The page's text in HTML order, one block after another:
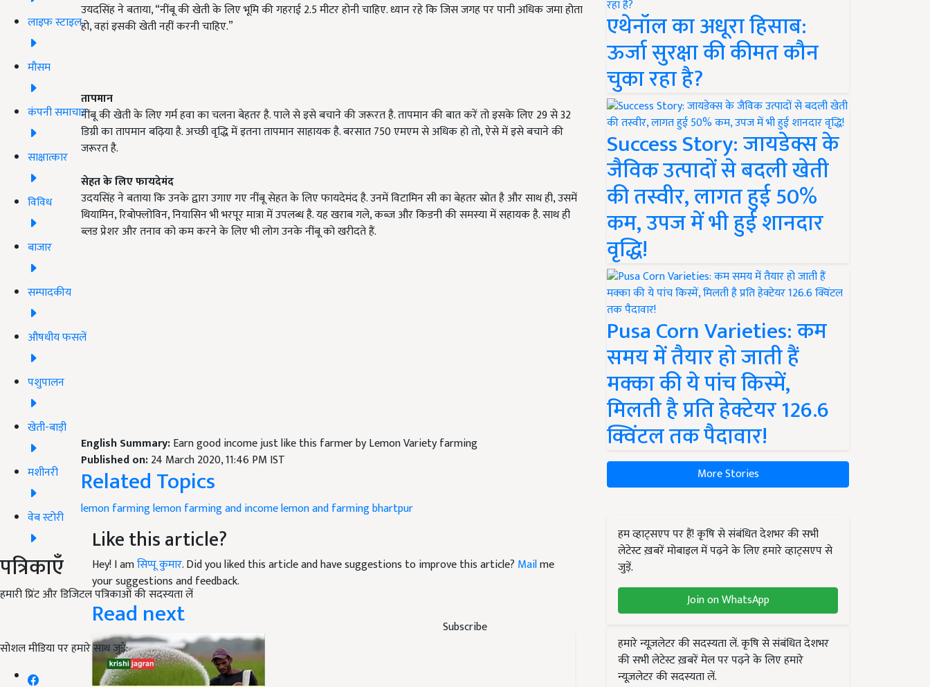
लाइफ स्टाइल
मौसम
कंपनी समाचार
साक्षात्कार
विविध
बाजार
सम्पादकीय
औषधीय फसलें
पशुपालन
खेती-बाड़ी
मशीनरी
वेब स्टोरी
पत्रिकाएँ
हमारी प्रिंट और डिजिटल पत्रिकाओं की सदस्यता लें
Subscribe
सोशल मीडिया पर हमारे साथ जुड़ें:
उयदसिंह ने बताया, “नींबू की खेती के लिए भूमि की गहराई 2.5 मीटर होनी चाहिए. ध्यान रहे कि जिस जगह पर पानी अधिक जमा होता
हो, वहां इसकी खेती नहीं करनी चाहिए.”
तापमान
नींबू की खेती के लिए गर्म हवा का चलना बेहतर है. पाले से इसे बचाने की जरूरत है. तापमान की बात करें तो इसके लिए 29 से 32
डिग्री का तापमान बढ़िया है. अच्छी वृद्धि में इतना तापमान साहायक है. बरसात 750 एमएम से अधिक हो तो, ऐसे में इसे बचाने की
जरूरत है.
सेहत के लिए फायदेमंद
उदयसिंह ने बताया कि उनके द्वारा उगाए गए नींबू सेहत के लिए फायदेमंद है. उनमें विटामिन सी का बेहतर स्रोत है और साथ ही, उसमें
थियामिन, रिबोफ्लोविन, नियासिन भी भरपूर मात्रा में उपलब्ध है. यह खराब गले, कब्ज और किडनी की समस्या में सहायक है. साथ ही
ब्लड प्रेशर और तनाव को कम करने के लिए भी लोग उनके नींबू को खरीदते हैं.
English Summary:Earn good income just like this farmer by Lemon Variety farming
Published on:24 March 2020, 11:46 PM IST
Related Topics
lemon farminglemon farming and incomelemon and farmingbhartpur
Like this article?
Hey! I amसिप्पू कुमार. Did you liked this article and have suggestions to improve this article? Mailme
your suggestions and feedback.
Read next
एथेनॉल का अधूरा हिसाब:
ऊर्जा सुरक्षा की कीमत कौन
चुका रहा है?
Success Story: जायडेक्स के
जैविक उत्पादों से बदली खेती
की तस्वीर, लागत हुई 50%
कम, उपज में भी हुई शानदार
वृद्धि!
Pusa Corn Varieties: कम
समय में तैयार हो जाती हैं
मक्का की ये पांच किस्में,
मिलती है प्रति हेक्टेयर 126.6
क्विंटल तक पैदावार!
More Stories
हम व्हाट्सएप पर हैं! कृषि से संबंधित देशभर की सभी
लेटेस्ट ख़बरें मोबाइल में पढ़ने के लिए हमारे व्हाट्सएप से
जुड़ें.
Join on WhatsApp
हमारे न्यूज़लेटर की सदस्यता लें. कृषि से संबंधित देशभर
की सभी लेटेस्ट ख़बरें मेल पर पढ़ने के लिए हमारे
न्यूज़लेटर की सदस्यता लें.